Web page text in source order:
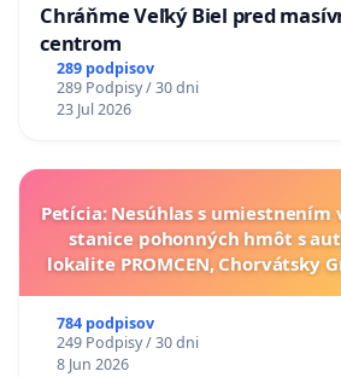
Chráňme Veľký Biel pred
centrom
289 podpisov
289 Podpisy / 30 dni
23 Jul 2026
Petícia: Nesúhlas s umiestnením
stanice pohonných hmôt s
lokalite PROMCEN, Chorvátsky
784 podpisov
249 Podpisy / 30 dni
8 Jun 2026